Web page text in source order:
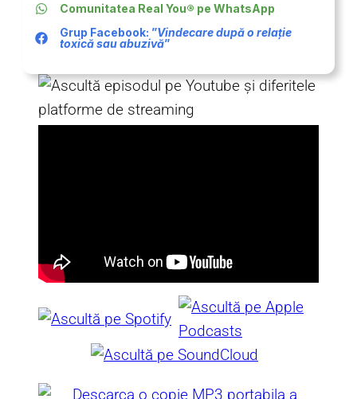
Comunitatea Real You® pe WhatsApp
Grup Facebook: ”Vindecare după o relație
toxică sau abuzivă”